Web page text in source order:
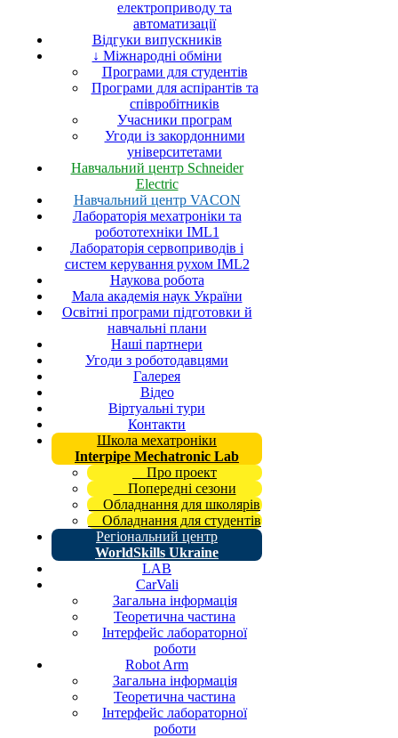
електроприводу та
автоматизації
Відгуки випускників
↓ Міжнародні обміни
Програми для студентів
Програми для аспірантів та
співробітників
Учасники програм
Угоди із закордонними
університетами
Навчальний центр Schneider
Electric
Навчальний центр VACON
Лабораторія мехатроніки та
робототехніки IML1
Лабораторія сервоприводів і
систем керування рухом IML2
Наукова робота
Мала академія наук України
Освітні програми підготовки й
навчальні плани
Наші партнери
Угоди з роботодавцями
Галерея
Відео
Віртуальні тури
Контакти
Школа мехатроніки
Interpipe Mechatronic Lab
Про проект
Попередні сезони
Обладнання для школярів
Обладнання для студентів
Регіональний центр
WorldSkills Ukraine
LAB
CarVali
Загальна інформація
Теоретична частина
Інтерфейс лабораторної
роботи
Robot Arm
Загальна інформація
Теоретична частина
Інтерфейс лабораторної
роботи